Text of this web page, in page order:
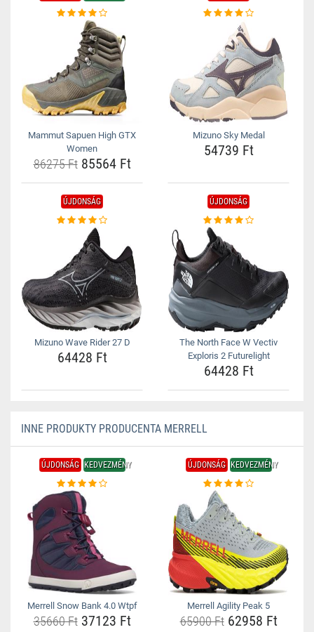
Mammut Sapuen High GTX
Women
86275 Ft85564 Ft
Mizuno Sky Medal
54739 Ft
ÚJDONSÁG
Mizuno Wave Rider 27 D
64428 Ft
ÚJDONSÁG
The North Face W Vectiv
Exploris 2 Futurelight
64428 Ft
INNE PRODUKTY PRODUCENTA MERRELL
ÚJDONSÁG KEDVEZMÉNY
Merrell Snow Bank 4.0 Wtpf
35660 Ft37123 Ft
ÚJDONSÁG KEDVEZMÉNY
Merrell Agility Peak 5
65900 Ft62958 Ft